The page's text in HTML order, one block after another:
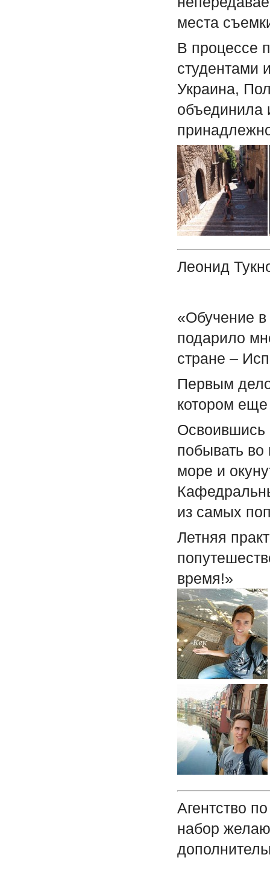
места
В процессе
студентами
Украина,
объединила
Леонид
«Обучение
подарило
стране –
Первым
котором еще
Освоившись
побывать
море и
из самых
Летняя
время!»
Агентство
набор